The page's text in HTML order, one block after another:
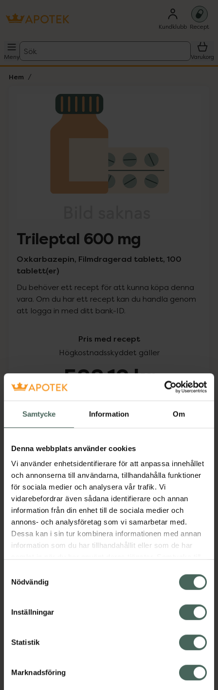
Samtycke Information Om
Denna webbplats använder cookies
Vi använder enhetsidentifierare för att anpassa innehållet
och annonserna till användarna, tillhandahålla funktioner
för sociala medier och analysera vår trafik. Vi
vidarebefordrar även sådana identifierare och annan
information från din enhet till de sociala medier och
annons- och analysföretag som vi samarbetar med.
Dessa kan i sin tur kombinera informationen med annan
information som du har tillhandahållit eller som de har
återkalla ditt samtycke via webbplatsens
cookieinställningar. Ett återkallat samtycke påverkar inte
lagligheten av behandling som skett innan återkallelsen.
Nödvändig
Inställningar
Statistik
Marknadsföring
Kundklubb Recept
Meny
Sök
Varukorg
Hem
Lista: . Innehåller 1 objekt.
Trileptal 600 mg
Oxkarbazepin, Filmdragerad tablett, 100
tablett(er)
Du behöver ett recept för att kunna köpa denna
vara. Om du har ett recept kan du handla genom
att logga in med ditt bank-ID.
Pris med recept
Högkostnadsskyddet gäller
588,12 kr
Aktuella erbjudanden
Beskrivning
Läs alltid bipacksedeln innan
användning.
Kronans Apotek finns här för dig. Du hittar oss från Skåne i
syd till Lappland i norr, och online i mobilen och på
datorn. Oavsett vem du är så är det vårt uppdrag att
med oss.